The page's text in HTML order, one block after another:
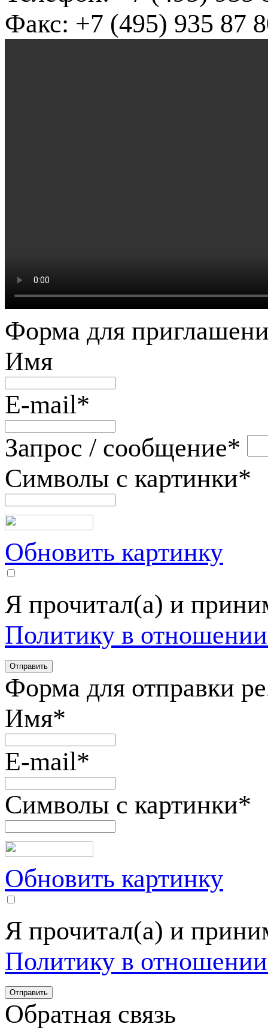
Факс: +7 (495) 935 87
Форма для
Имя
E-mail*
Запрос / сообщение*
Символы с картинки*
Обновить картинку
Я прочитал(а) и
Политику в
Форма для отправки
Имя*
E-mail*
Символы с картинки*
Обновить картинку
Я прочитал(а) и
Политику в
Обратная связь